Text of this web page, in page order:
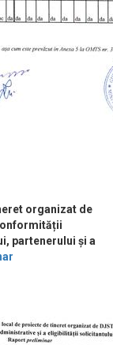
organizat de
partenerului și a